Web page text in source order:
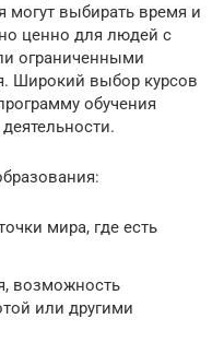
могут выбирать время и
ценно для людей с
ограниченными
Широкий выбор курсов
обучения
мира, где есть
возможность
или другими